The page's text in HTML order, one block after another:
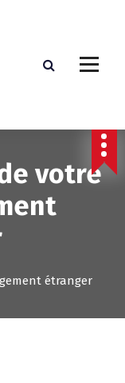
votre
étranger